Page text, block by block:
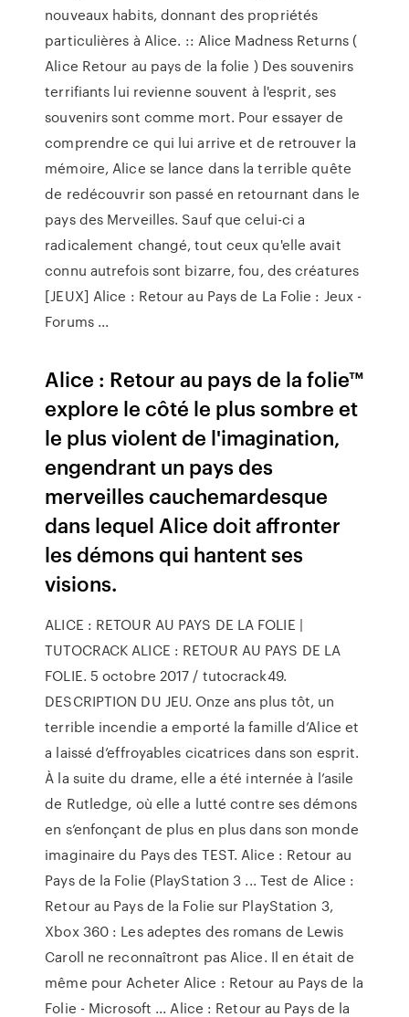
nouveaux habits, donnant des propriétés
particulières à Alice. :: Alice Madness Returns (
Alice Retour au pays de la folie ) Des souvenirs
terrifiants lui revienne souvent à l'esprit, ses
souvenirs sont comme mort. Pour essayer de
comprendre ce qui lui arrive et de retrouver la
mémoire, Alice se lance dans la terrible quête
de redécouvrir son passé en retournant dans le
pays des Merveilles. Sauf que celui-ci a
radicalement changé, tout ceux qu'elle avait
connu autrefois sont bizarre, fou, des créatures
[JEUX] Alice : Retour au Pays de La Folie : Jeux -
Forums ...
Alice : Retour au pays de la folie™
explore le côté le plus sombre et
le plus violent de l'imagination,
engendrant un pays des
merveilles cauchemardesque
dans lequel Alice doit affronter
les démons qui hantent ses
visions.
ALICE : RETOUR AU PAYS DE LA FOLIE |
TUTOCRACK ALICE : RETOUR AU PAYS DE LA
FOLIE. 5 octobre 2017 / tutocrack49.
DESCRIPTION DU JEU. Onze ans plus tôt, un
terrible incendie a emporté la famille d’Alice et
a laissé d’effroyables cicatrices dans son esprit.
À la suite du drame, elle a été internée à l’asile
de Rutledge, où elle a lutté contre ses démons
en s’enfonçant de plus en plus dans son monde
imaginaire du Pays des TEST. Alice : Retour au
Pays de la Folie (PlayStation 3 ... Test de Alice :
Retour au Pays de la Folie sur PlayStation 3,
Xbox 360 : Les adeptes des romans de Lewis
Caroll ne reconnaîtront pas Alice. Il en était de
même pour Acheter Alice : Retour au Pays de la
Folie - Microsoft ... Alice : Retour au Pays de la